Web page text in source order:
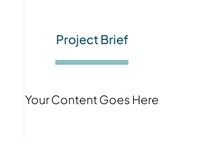
Project Brief
Your Content Goes Here